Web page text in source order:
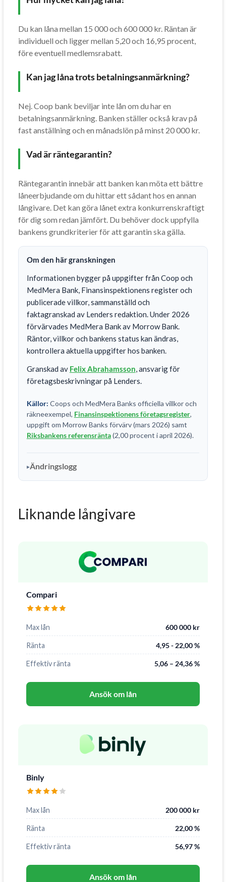
Du kan låna mellan 15 000 och 600 000 kr. Räntan är
individuell och ligger mellan 5,20 och 16,95 procent,
före eventuell medlemsrabatt.
Kan jag låna trots betalningsanmärkning?
Nej. Coop bank beviljar inte lån om du har en
betalningsanmärkning. Banken ställer också krav på
fast anställning och en månadslön på minst 20 000 kr.
Vad är räntegarantin?
Räntegarantin innebär att banken kan möta ett bättre
låneerbjudande om du hittar ett sådant hos en annan
långivare. Det kan göra lånet extra konkurrenskraftigt
för dig som redan jämfört. Du behöver dock uppfylla
bankens grundkriterier för att garantin ska gälla.
Om den här granskningen
Informationen bygger på uppgifter från Coop och
MedMera Bank, Finansinspektionens register och
publicerade villkor, sammanställd och
faktagranskad av Lenders redaktion. Under 2026
förvärvades MedMera Bank av Morrow Bank.
Räntor, villkor och bankens status kan ändras,
kontrollera aktuella uppgifter hos banken.
Granskad av Felix Abrahamsson, ansvarig för
företagsbeskrivningar på Lenders.
Källor: Coops och MedMera Banks officiella villkor och
räkneexempel, Finansinspektionens företagsregister,
uppgift om Morrow Banks förvärv (mars 2026) samt
Riksbankens referensränta(2,00 procent i april 2026).
Ändringslogg
Liknande långivare
Compari
Max lån 600 000 kr
Ränta 4,95 - 22,00 %
Effektiv ränta 5,06 – 24,36 %
Ansök om lån
Binly
Max lån 200 000 kr
Ränta 22,00 %
Effektiv ränta 56,97 %
Ansök om lån